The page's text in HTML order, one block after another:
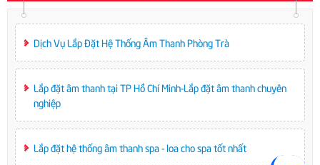
Dịch Vụ Lắp Đặt Hệ Thống Âm Thanh Phòng Trà
Lắp đặt âm thanh tại TP Hồ Chí Minh-Lắp đặt âm thanh chuyên
nghiệp
Lắp đặt hệ thống âm thanh spa - loa cho spa tốt nhất